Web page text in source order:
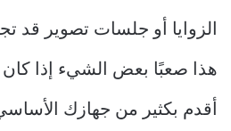
الزوايا أو جلسات تصوير قد
هذا صعبًا بعض الشيء إذا كان
أقدم بكثير من جهازك